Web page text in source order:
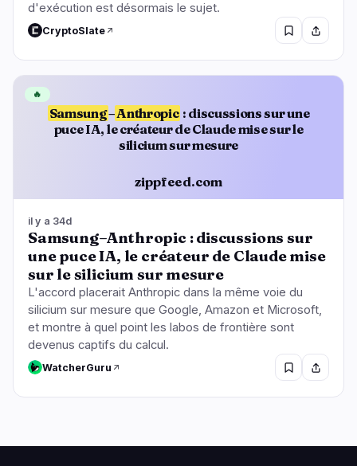
d'exécution est désormais le sujet.
CryptoSlate
Samsung–Anthropic : discussions sur une
puce IA, le créateur de Claude mise sur le
silicium sur mesure
zippfeed.com
🔥
il y a 34d
Samsung–Anthropic : discussions sur
une puce IA, le créateur de Claude mise
sur le silicium sur mesure
L'accord placerait Anthropic dans la même voie du
silicium sur mesure que Google, Amazon et Microsoft,
et montre à quel point les labos de frontière sont
devenus captifs du calcul.
WatcherGuru